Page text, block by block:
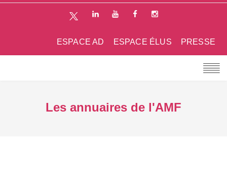
PRESSE
ESPACE ÉLUS
ESPACE AD
Les annuaires de l'AMF